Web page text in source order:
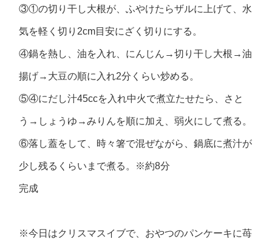
③①の切り干し大根が、ふやけたらザルに上げて、水
気を軽く切り2cm目安にざく切りにする。
④鍋を熱し、油を入れ、にんじん→切り干し大根→油
揚げ→大豆の順に入れ2分くらい炒める。
⑤④にだし汁45ccを入れ中火で煮立たせたら、さと
う→しょうゆ→みりんを順に加え、弱火にして煮る。
⑥落し蓋をして、時々箸で混ぜながら、鍋底に煮汁が
少し残るくらいまで煮る。※約8分
完成
※今日はクリスマスイブで、おやつのパンケーキに苺